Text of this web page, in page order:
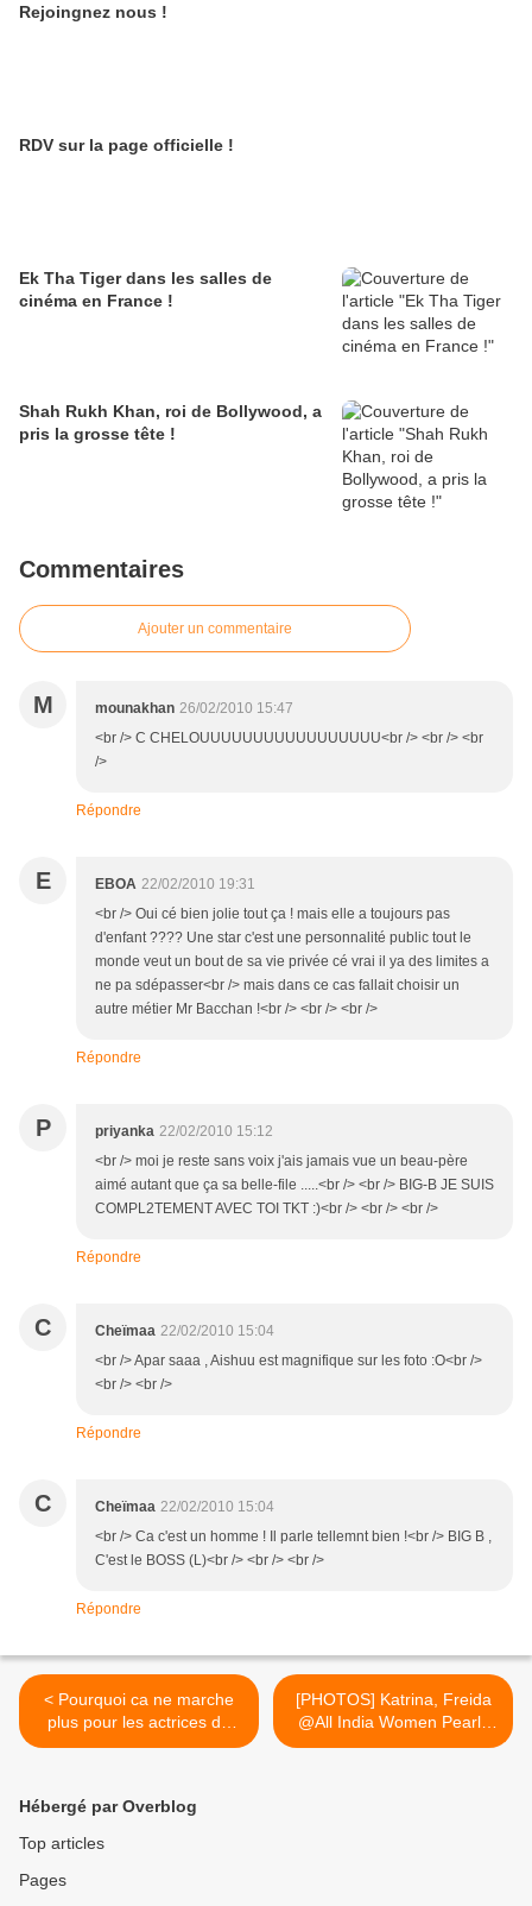
Rejoingnez nous !
RDV sur la page officielle !
Ek Tha Tiger dans les salles de
cinéma en France !
Shah Rukh Khan, roi de Bollywood, a
pris la grosse tête !
Commentaires
Ajouter un commentaire
M mounakhan 26/02/2010 15:47
<br /> C CHELOUUUUUUUUUUUUUUUUU<br /> <br /> <br
/>
Répondre
E EBOA 22/02/2010 19:31
<br /> Oui cé bien jolie tout ça ! mais elle a toujours pas
d'enfant ???? Une star c'est une personnalité public tout le
monde veut un bout de sa vie privée cé vrai il ya des limites a
ne pa sdépasser<br /> mais dans ce cas fallait choisir un
autre métier Mr Bacchan !<br /> <br /> <br />
Répondre
P priyanka 22/02/2010 15:12
<br /> moi je reste sans voix j'ais jamais vue un beau-père
aimé autant que ça sa belle-file .....<br /> <br /> BIG-B JE SUIS
COMPL2TEMENT AVEC TOI TKT :)<br /> <br /> <br />
Répondre
C Cheïmaa 22/02/2010 15:04
<br /> Apar saaa , Aishuu est magnifique sur les foto :O<br />
<br /> <br />
Répondre
C Cheïmaa 22/02/2010 15:04
<br /> Ca c'est un homme ! Il parle tellemnt bien !<br /> BIG B ,
C'est le BOSS (L)<br /> <br /> <br />
Répondre
< Pourquoi ca ne marche
plus pour les actrices du
Sud ?
[PHOTOS] Katrina, Freida
@All India Women Pearls
Waves Concert 2010 >
Hébergé par Overblog
Top articles
Pages